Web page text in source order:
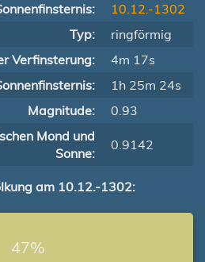
10.12.-1302
Typ:
ringförmig
Verfinsterung:
4m 17s
1h 25m 24s
Magnitude:
0.93
Mond und
Sonne:
0.9142
am 10.12.-1302:
47%